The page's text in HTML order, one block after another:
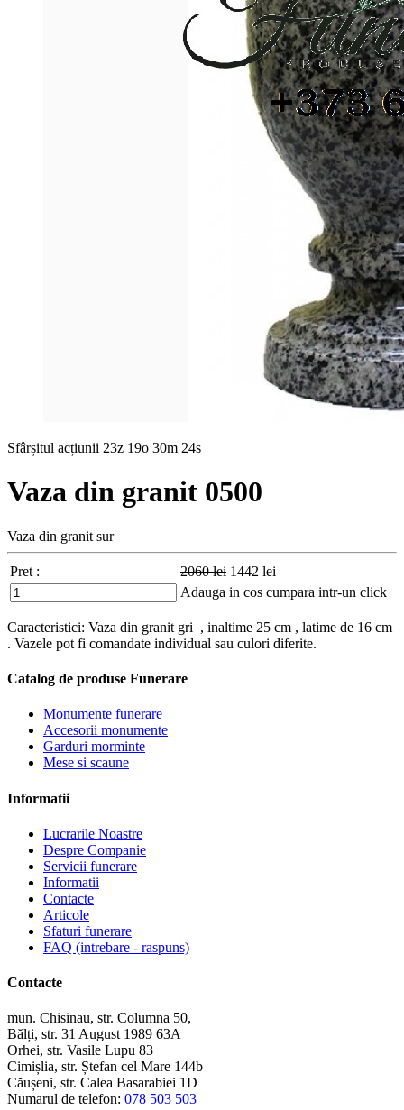
Sfârșitul acțiunii 23z 19o 30m 23s
Vaza din granit 0500
Vaza din granit sur
Pret : 2060lei 1442 lei
Adauga in cos cumpara intr-un click
Caracteristici: Vaza din granit gri , inaltime 25 cm , latime de 16 cm
. Vazele pot fi comandate individual sau culori diferite.
Catalog de produse Funerare
Monumente funerare
Accesorii monumente
Garduri morminte
Mese si scaune
Informatii
Lucrarile Noastre
Despre Companie
Servicii funerare
Informatii
Contacte
Articole
Sfaturi funerare
FAQ (intrebare - raspuns)
Contacte
mun. Chisinau, str. Columna 50,
Bălți, str. 31 August 1989 63A
Orhei, str. Vasile Lupu 83
Cimișlia, str. Ștefan cel Mare 144b
Căușeni, str. Calea Basarabiei 1D
Numarul de telefon: 078 503 503